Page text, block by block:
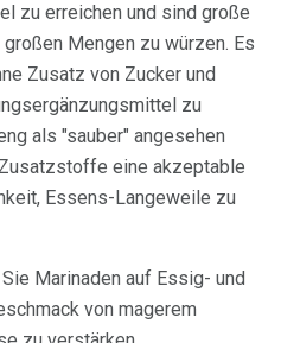
zu erreichen und sind große
Mengen zu würzen. Es
Zusatz von Zucker und
zu
als "sauber" angesehen
eine akzeptable
Essens-Langeweile zu
Marinaden auf Essig- und
von magerem